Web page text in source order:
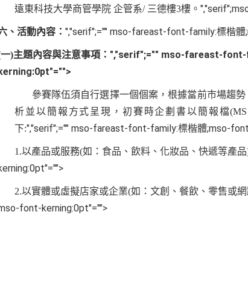
遠東科技大學商管學院 企管系/ 三德樓3樓。
、活動內容： ","serif";="" mso-fareast-font-family:標楷
一)主題內容與注意事項： ","serif";="" mso-fareast-
參賽隊伍須自行選擇一個個案，根據當前市場趨
析並以簡報方式呈現，初賽時企劃書以簡報檔
下:","serif";="" mso-fareast-font-family:標楷體;mso-
1.以產品或服務(如：食品、飲料、化妝品、快遞等產品
2.以實體或虛擬店家或企業(如：文創、餐飲、零售或
font-kerning:0pt"="">